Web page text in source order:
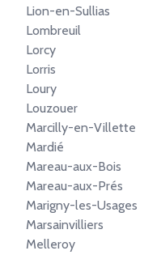
Lion-en-Sullias
Lombreuil
Lorcy
Lorris
Loury
Louzouer
Marcilly-en-Villette
Mardié
Mareau-aux-Bois
Mareau-aux-Prés
Marigny-les-Usages
Marsainvilliers
Melleroy